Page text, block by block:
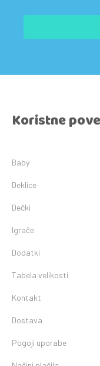
Koristne
Baby
Deklice
Dečki
Igrače
Dodatki
Tabela velikosti
Kontakt
Dostava
Pogoji uporabe